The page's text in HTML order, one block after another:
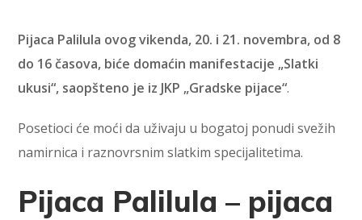
Pijaca Palilula ovog vikenda, 20. i 21. novembra, od 8
do 16 časova, biće domaćin manifestacije „Slatki
ukusi“, saopšteno je iz JKP „Gradske pijace“.
Posetioci će moći da uživaju u bogatoj ponudi svežih
namirnica i raznovrsnim slatkim specijalitetima.
Pijaca Palilula – pijaca